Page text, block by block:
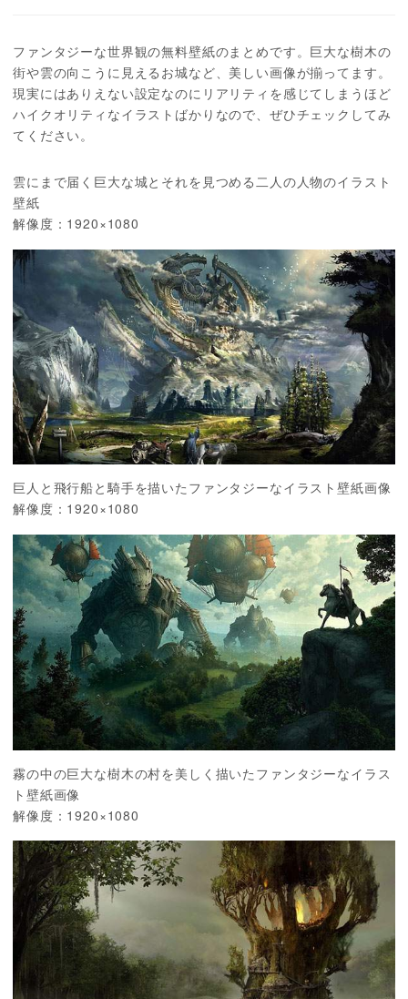
ファンタジーな世界観の無料壁紙のまとめです。巨大な樹木の
街や雲の向こうに見えるお城など、美しい画像が揃ってます。
現実にはありえない設定なのにリアリティを感じてしまうほど
ハイクオリティなイラストばかりなので、ぜひチェックしてみ
てください。
雲にまで届く巨大な城とそれを見つめる二人の人物のイラスト
壁紙
解像度：1920×1080
巨人と飛行船と騎手を描いたファンタジーなイラスト壁紙画像
解像度：1920×1080
霧の中の巨大な樹木の村を美しく描いたファンタジーなイラス
ト壁紙画像
解像度：1920×1080